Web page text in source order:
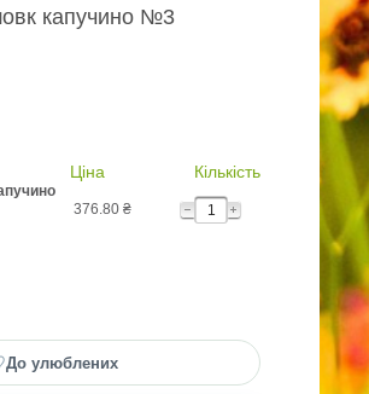
капучино №3
Ціна Кількість
376.80 ₴
До улюблених